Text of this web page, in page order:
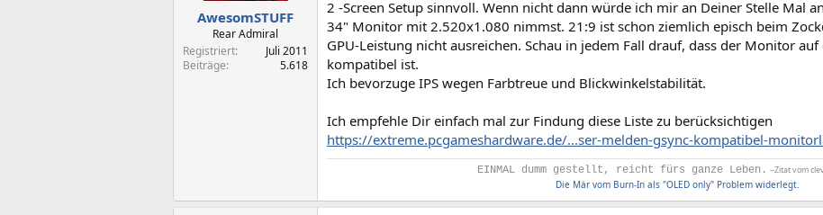
AwesomSTUFF
Rear Admiral
Registriert
Juli 2011
Beiträge
5.618
2 -Screen Setup sinnvoll. Wenn nicht dann würde ich mir an Deiner Stelle Mal
34" Monitor mit 2.520x1.080 nimmst. 21:9 ist schon ziemlich episch beim
GPU-Leistung nicht ausreichen. Schau in jedem Fall drauf, dass der Monitor auf
kompatibel ist.
Ich bevorzuge IPS wegen Farbtreue und Blickwinkelstabilität.
Ich empfehle Dir einfach mal zur Findung diese Liste zu berücksichtigen
https://extreme.pcgameshardware.de/...ser-melden-gsync-kompatibel-
EINMAL dumm gestellt, reicht fürs ganze Leben. ~Zitat vom
Die Mär vom Burn-In als "OLED only" Problem widerlegt.